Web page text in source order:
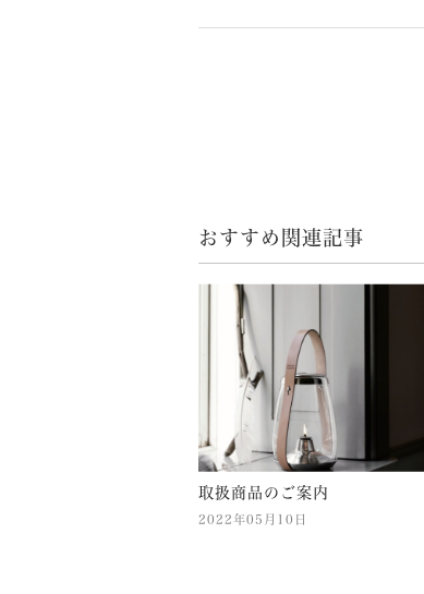
おすすめ関連記事
取扱商品のご案内
2022年05月10日